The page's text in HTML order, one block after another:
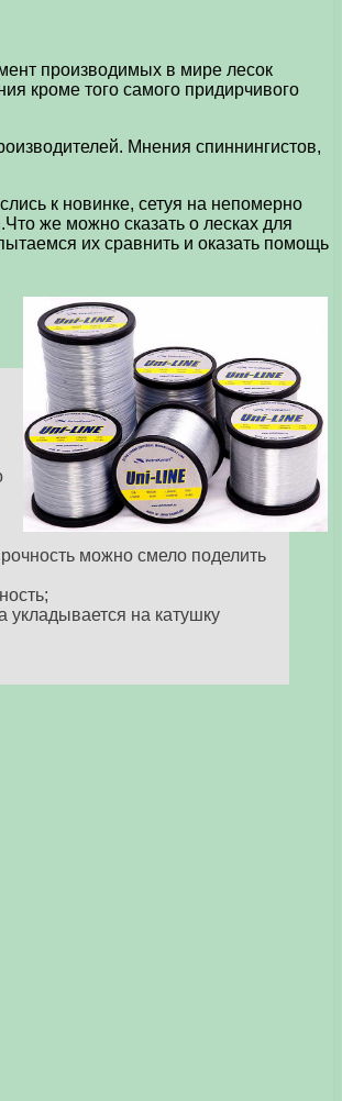
производимых в мире лесок
кроме того самого придирчивого
Мнения спиннингистов,
к новинке, сетуя на непомерно
же можно сказать о лесках для
их сравнить и оказать помощь
можно смело поделить
укладывается на катушку